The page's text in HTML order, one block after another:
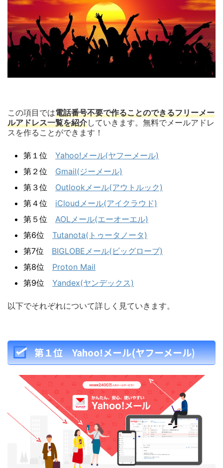
この項目では電話番号不要で作ることのできるフリーメー
ルアドレス一覧を紹介していきます。無料でメールアドレ
スを作ることができます！
第１位 Yahoo!メール(ヤフーメール)
第２位 Gmail(ジーメール)
第３位 Outlookメール(アウトルック)
第４位 iCloudメール(アイクラウド)
第５位 AOLメール(エーオーエル)
第6位 Tutanota(トゥータノータ)
第7位 BIGLOBEメール(ビッグローブ)
第8位 Proton Mail
第9位 Yandex(ヤンデックス)
以下でそれぞれについて詳しく見ていきます。
第１位 Yahoo!メール(ヤフーメール)